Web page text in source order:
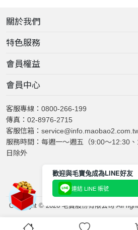
客服專線：0800-266-199
傳真：02-8976-2715
客服信箱：
服務時間：每週一～週五（9:00～12:30
日除外
關於我們
特色服務
會員權益
會員中心
Copyright © 2026 毛寶股份有限公司 All
歡迎與毛寶兔成為LINE好友
連結 LINE 帳號